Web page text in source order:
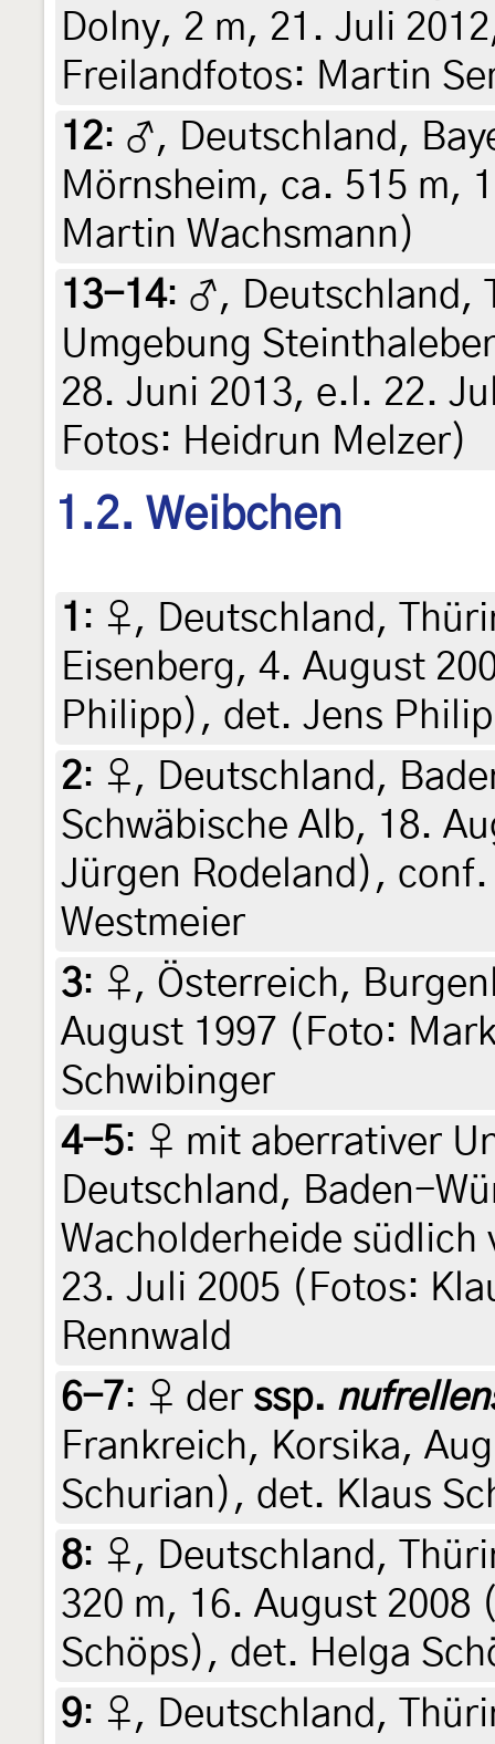
Dolny, 2 m, 21. Juli
Freilandfotos: Martin
12: ♂, Deutschland,
Mörnsheim, ca. 515 m,
Martin Wachsmann)
13-14: ♂, Deutschland,
Umgebung
28. Juni 2013, e.l. 22.
Fotos: Heidrun Melzer)
1.2. Weibchen
1 : ♀, Deutschland,
Eisenberg, 4. August
Philipp), det. Jens
2: ♀, Deutschland,
Schwäbische Alb, 18.
Jürgen Rodeland), conf.
Westmeier
3: ♀, Österreich,
August 1997 (Foto:
Schwibinger
4-5: ♀ mit aberrativer
Deutschland, Baden-
Wacholderheide südlich
23. Juli 2005 (Fotos:
Rennwald
6-7: ♀ der ssp.
Frankreich, Korsika,
Schurian), det. Klaus
8: ♀, Deutschland,
320 m, 16. August
Schöps), det. Helga
9: ♀, Deutschland,